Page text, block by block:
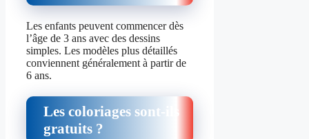
Les enfants peuvent commencer dès
l’âge de 3 ans avec des dessins
simples. Les modèles plus détaillés
conviennent généralement à partir de
6 ans.
Les coloriages sont-ils
gratuits ?